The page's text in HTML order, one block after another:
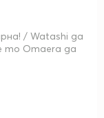
/ Watashi ga
mo Omaera ga